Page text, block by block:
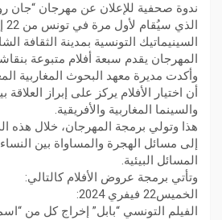
ندوة صحفية للإعلان عن مهرجان “جان
السينيماتيك التونسية بمدينة الثقافة
المهرجان يقدم سبعة أفلام متبوعة
وأكدت مديرة معهد البحوث المغاربية
أن اختيار الأفلام يركز على إبراز
والسينما المغاربية والأفريقية.
هذا وتولي برمجة المهرجان، خلال هذه
إلى مسائل الهجرة والمساواة بين
المسائل البيئية.
وتأتي برمجة عروض الأفلام كالتالي:
الخميس22 فيفري 2024:
الفيلم التونسي “بابل” إخراج كل من